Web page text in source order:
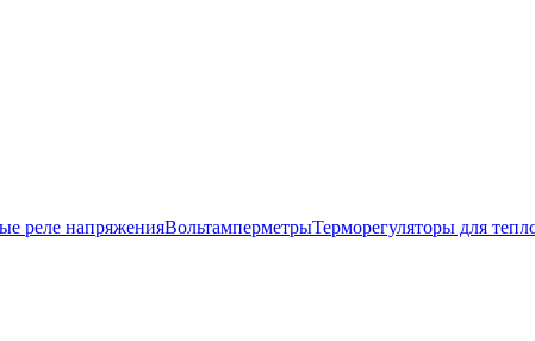
реле напряженияВольтамперметрыТерморегуляторы для